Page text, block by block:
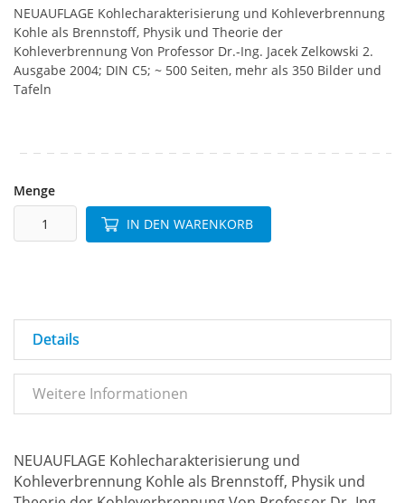
NEUAUFLAGE Kohlecharakterisierung und Kohleverbrennung
Kohle als Brennstoff, Physik und Theorie der
Kohleverbrennung Von Professor Dr.-Ing. Jacek Zelkowski 2.
Ausgabe 2004; DIN C5; ~ 500 Seiten, mehr als 350 Bilder und
Tafeln
Menge
IN DEN WARENKORB
Details
Weitere Informationen
NEUAUFLAGE Kohlecharakterisierung und
Kohleverbrennung Kohle als Brennstoff, Physik und